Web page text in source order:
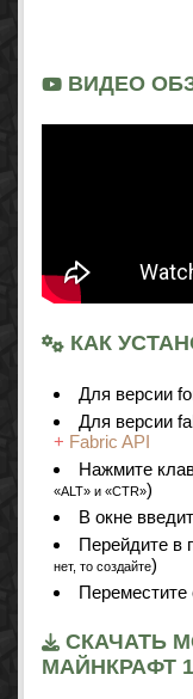
ВИДЕО
КАК
Для версии
Для версии
+ Fabric API
Нажмите
«ALT» и «CTR»)
В окне
Перейдите в
нет, то создайте)
СКАЧАТЬ
МАЙНКРАФТ